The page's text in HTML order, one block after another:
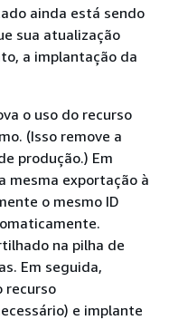
ainda está sendo
sua atualização
a implantação da
o uso do recurso
(Isso remove a
produção.) Em
mesma exportação à
o mesmo ID
na pilha de
Em seguida,
recurso
e implante